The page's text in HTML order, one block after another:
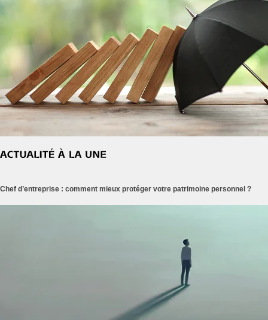
Chef d’entreprise : comment mieux protéger votre patrimoine personnel ?